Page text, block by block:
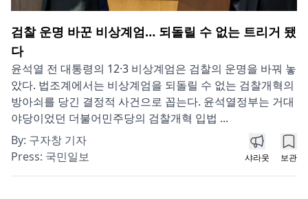
검찰 운명 바꾼 비상계엄… 되돌릴 수 없는 트리거 됐
다
윤석열 전 대통령의 12·3 비상계엄은 검찰의 운명을 바꿔 놓
았다. 법조계에서는 비상계엄을 되돌릴 수 없는 검찰개혁의
방아쇠를 당긴 결정적 사건으로 꼽는다. 윤석열정부는 거대
야당이었던 더불어민주당의 검찰개혁 입법 ...
By: 구자창 기자
Press: 국민일보 샤라웃 보관